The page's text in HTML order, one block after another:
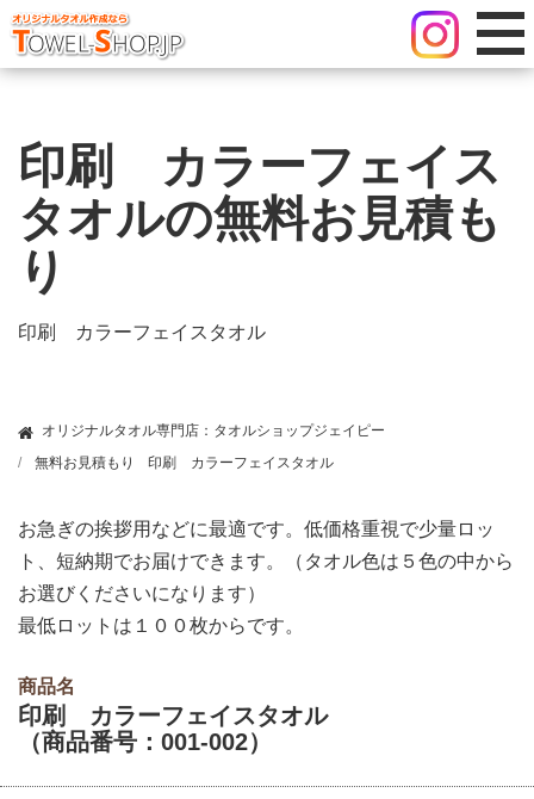
印刷 カラーフェイス
タオルの無料お見積も
り
印刷 カラーフェイスタオル
オリジナルタオル専門店：タオルショップジェイピー
無料お見積もり
印刷 カラーフェイスタオル
お急ぎの挨拶用などに最適です。低価格重視で少量ロッ
ト、短納期でお届けできます。（タオル色は５色の中から
お選びくださいになります）
最低ロットは１００枚からです。
商品名
印刷 カラーフェイスタオル
（商品番号：001-002）